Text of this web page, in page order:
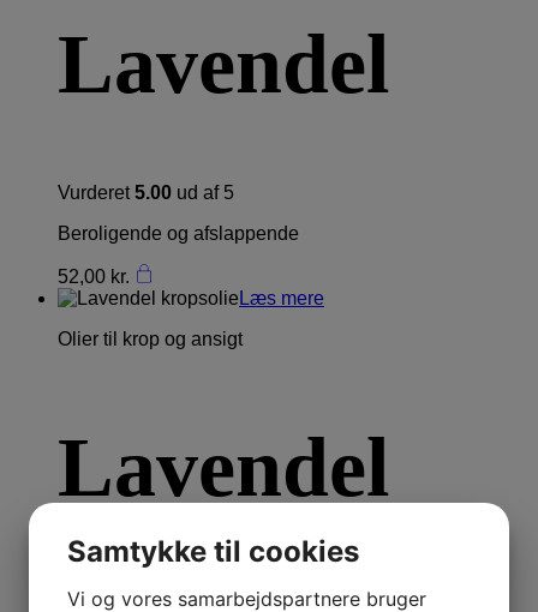
Lavendel
Vurderet5.00 ud af 5
Beroligende og afslappende
52,00 kr.
Læs mere
Olier til krop og ansigt
Lavendel
kropsolie
Samtykke til cookies
Vi og vores samarbejdspartnere bruger